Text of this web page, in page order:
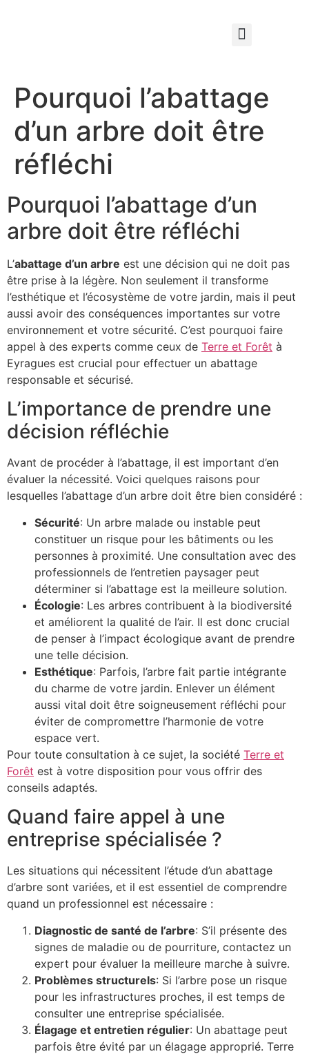
Pourquoi l’abattage
d’un arbre doit être
réfléchi
Pourquoi l’abattage d’un
arbre doit être réfléchi
L’abattage d’un arbre est une décision qui ne doit pas
être prise à la légère. Non seulement il transforme
l’esthétique et l’écosystème de votre jardin, mais il peut
aussi avoir des conséquences importantes sur votre
environnement et votre sécurité. C’est pourquoi faire
appel à des experts comme ceux de Terre et Forêt à
Eyragues est crucial pour effectuer un abattage
responsable et sécurisé.
L’importance de prendre une
décision réfléchie
Avant de procéder à l’abattage, il est important d’en
évaluer la nécessité. Voici quelques raisons pour
lesquelles l’abattage d’un arbre doit être bien considéré :
Sécurité: Un arbre malade ou instable peut
constituer un risque pour les bâtiments ou les
personnes à proximité. Une consultation avec des
professionnels de l’entretien paysager peut
déterminer si l’abattage est la meilleure solution.
Écologie: Les arbres contribuent à la biodiversité
et améliorent la qualité de l’air. Il est donc crucial
de penser à l’impact écologique avant de prendre
une telle décision.
Esthétique: Parfois, l’arbre fait partie intégrante
du charme de votre jardin. Enlever un élément
aussi vital doit être soigneusement réfléchi pour
éviter de compromettre l’harmonie de votre
espace vert.
Pour toute consultation à ce sujet, la société Terre et
Forêt est à votre disposition pour vous offrir des
conseils adaptés.
Quand faire appel à une
entreprise spécialisée ?
Les situations qui nécessitent l’étude d’un abattage
d’arbre sont variées, et il est essentiel de comprendre
quand un professionnel est nécessaire :
Diagnostic de santé de l’arbre: S’il présente des
signes de maladie ou de pourriture, contactez un
expert pour évaluer la meilleure marche à suivre.
Problèmes structurels: Si l’arbre pose un risque
pour les infrastructures proches, il est temps de
consulter une entreprise spécialisée.
Élagage et entretien régulier: Un abattage peut
parfois être évité par un élagage approprié. Terre